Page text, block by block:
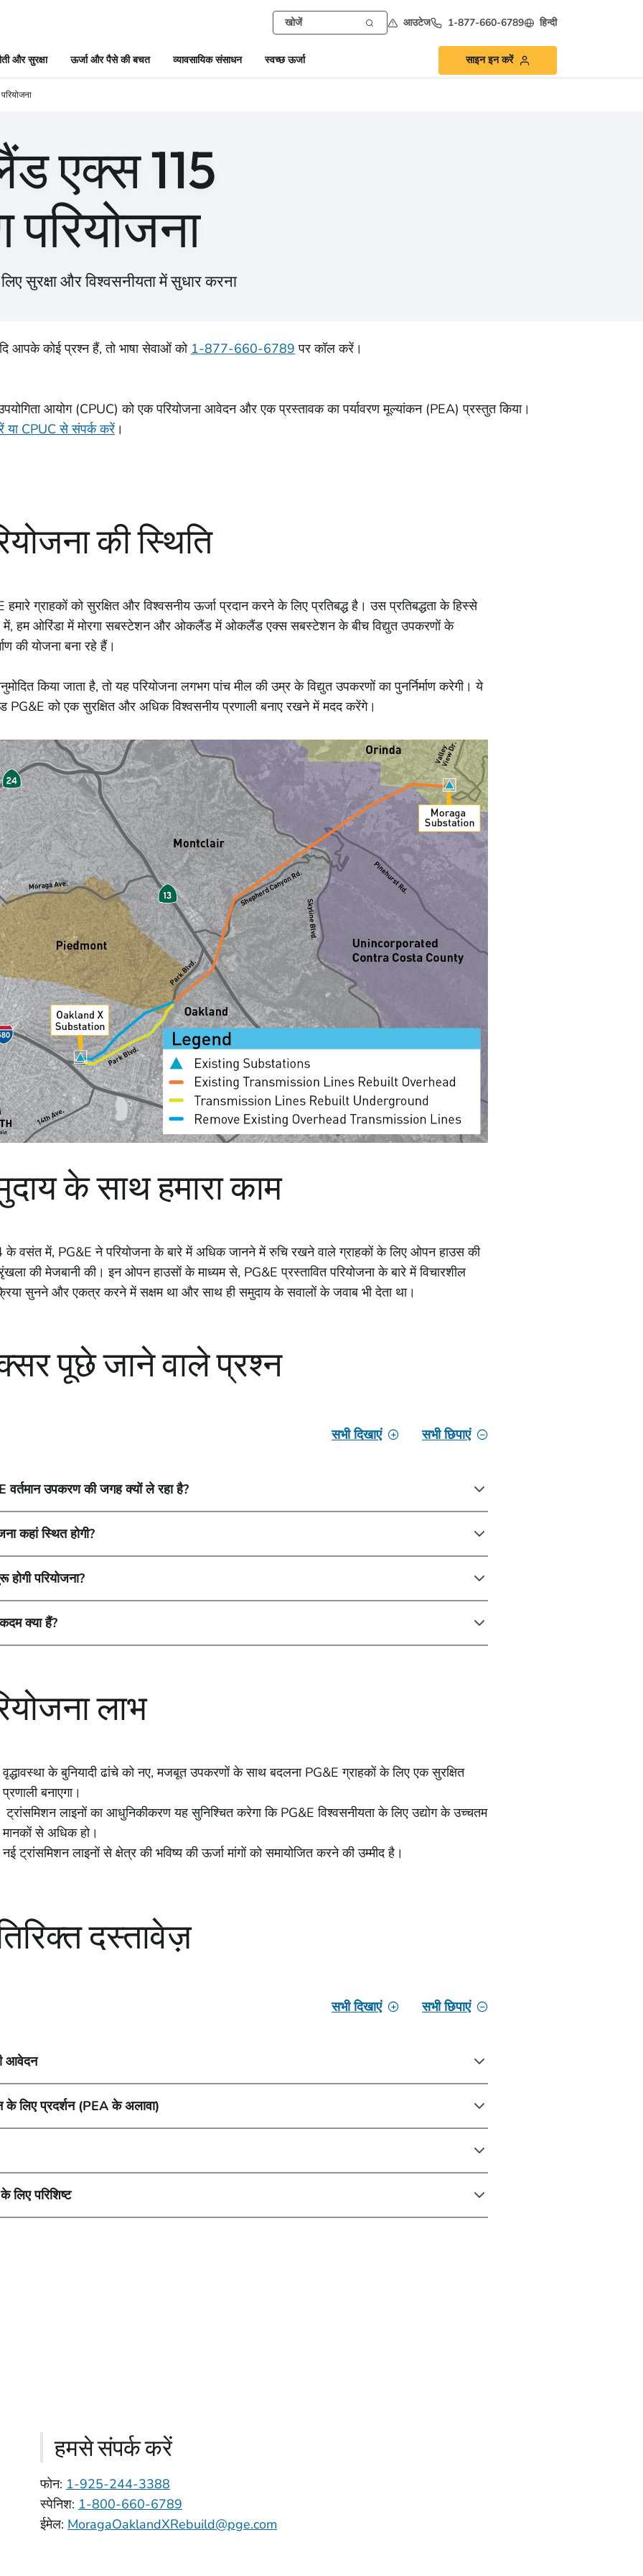
आउटेज 1-877-660-6789 हिन्दी
और सुरक्षा ऊर्जा और पैसे की बचत व्यावसायिक संसाधन स्वच्छ ऊर्जा साइन इन करें
एक्स 115
परियोजना
सुरक्षा और विश्वसनीयता में सुधार करना
आपके कोई प्रश्न हैं, तो भाषा सेवाओं को 1-877-660-6789 पर कॉल करें।
आयोग (CPUC) को एक परियोजना आवेदन और एक प्रस्तावक का पर्यावरण मूल्यांकन (PEA) प्रस्तुत किया।
या CPUC से संपर्क करें ।
की स्थिति
हमारे ग्राहकों को सुरक्षित और विश्वसनीय ऊर्जा प्रदान करने के लिए प्रतिबद्ध है। उस प्रतिबद्धता के हिस्से
हम ओरिंडा में मोरगा सबस्टेशन और ओकलैंड में ओकलैंड एक्स सबस्टेशन के बीच विद्युत उपकरणों के
की योजना बना रहे हैं।
किया जाता है, तो यह परियोजना लगभग पांच मील की उम्र के विद्युत उपकरणों का पुनर्निर्माण करेगी। ये
PG&E को एक सुरक्षित और अधिक विश्वसनीय प्रणाली बनाए रखने में मदद करेंगे।
के साथ हमारा काम
वसंत में, PG&E ने परियोजना के बारे में अधिक जानने में रुचि रखने वाले ग्राहकों के लिए ओपन हाउस की
की मेजबानी की। इन ओपन हाउसों के माध्यम से, PG&E प्रस्तावित परियोजना के बारे में विचारशील
सुनने और एकत्र करने में सक्षम था और साथ ही समुदाय के सवालों के जवाब भी देता था।
पूछे जाने वाले प्रश्न
सभी दिखाएं सभी छिपाएं
वर्तमान उपकरण की जगह क्यों ले रहा है?
कहां स्थित होगी?
परियोजना?
क्या हैं?
लाभ
वृद्धावस्था के बुनियादी ढांचे को नए, मजबूत उपकरणों के साथ बदलना PG&E ग्राहकों के लिए एक सुरक्षित
प्रणाली बनाएगा।
ट्रांसमिशन लाइनों का आधुनिकीकरण यह सुनिश्चित करेगा कि PG&E विश्वसनीयता के लिए उद्योग के उच्चतम
मानकों से अधिक हो।
नई ट्रांसमिशन लाइनों से क्षेत्र की भविष्य की ऊर्जा मांगों को समायोजित करने की उम्मीद है।
दस्तावेज़
सभी दिखाएं सभी छिपाएं
आवेदन
लिए प्रदर्शन (PEA के अलावा)
लिए परिशिष्ट
हमसे संपर्क करें
फोन: 1-925-244-3388
स्पेनिश: 1-800-660-6789
ईमेल: MoragaOaklandXRebuild@pge.com